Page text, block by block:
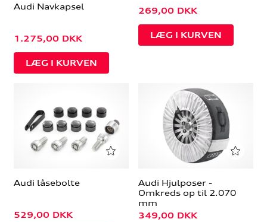
Audi Navkapsel
1.275,00 DKK
269,00 DKK
Audi låsebolte
529,00 DKK
Audi Hjulposer -
Omkreds op til 2.070
mm
349,00 DKK